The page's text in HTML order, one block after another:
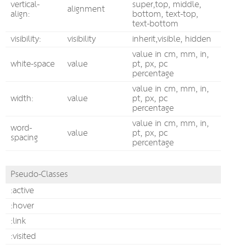
vertical-
align: alignment super,top, middle,
bottom, text-top,
text-bottom
visibility:
visibility
inherit,visible, hidden
white-space
value
value in cm, mm, in,
pt, px, pc
percentage
width:
value
value in cm, mm, in,
pt, px, pc
percentage
word-
spacing value
value in cm, mm, in,
pt, px, pc
percentage
Pseudo-Classes
:active
:hover
:link
:visited